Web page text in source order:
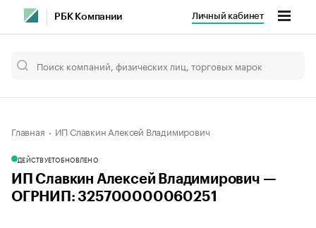
РБК Компании Личный кабинет
Главная ИП Славкин Алексей Владимирович
ДЕЙСТВУЕТОБНОВЛЕНО
ИП Славкин Алексей Владимирович —
ОГРНИП: 325700000060251